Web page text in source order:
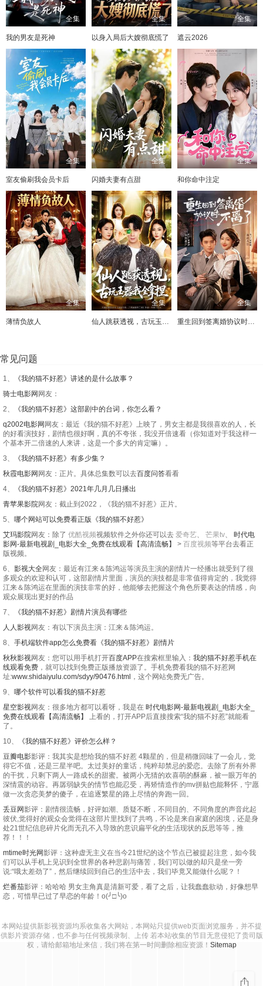
全集
我的男友是死神
全集
以身入局后大嫂彻底慌了
全集
遮云2026
全集
室友偷刷我会员卡后
全集
闪婚夫妻有点甜
全集
和你命中注定
全集
薄情负故人
全集
仙人跳获透视，古玩玉器我全拿捏
全集
重生回到签离婚协议时，不离了
常见问题
1、
《我的猫不好惹》讲述的是什么故事？
骑士电影网网友：
2、
《我的猫不好惹》这部剧中的台词，你怎么看？
q2002电影网网友：最近《我的猫不好惹》上映了，男女主都是我很喜欢的人，长
的好看演技好，剧情也很好啊，真的不夸张，我没开倍速看（你知道对于我这样一
个基本开二倍速的人来讲，这是一个多大的肯定嘛）。
3、
《我的猫不好惹》有多少集？
秋霞电影网网友：正片。具体总集数可以去百度问答看看
4、
《我的猫不好惹》2021年几月几日播出
青苹果影院网友：截止到2022，《我的猫不好惹》正片。
5、 哪个网站可以免费看正版《我的猫不好惹》
艾玛影院网友：除了 优酷视频视频软件之外你还可以去 爱奇艺、 芒果tv、 时代电
影网-最新电视剧_电影大全_免费在线观看【高清流畅】 > 百度视频等平台去看正
版视频。
6、 影视大全网友：最近有江来＆陈鸿运等演员主演的剧情片一经播出就受到了很
多观众的欢迎和认可，这部剧情片里面，演员的演技都是非常值得肯定的，我觉得
江来＆陈鸿运在里面的演技非常的好，他能够去把握这个角色所要表达的情感，向
观众展现出更好的作品
7、
《我的猫不好惹》剧情片演员有哪些
人人影视网友：有以下演员主演：江来＆陈鸿运。
8、 手机端软件app怎么免费看《我的猫不好惹》剧情片
秋秋影视网友：您可以用手机打开百度APP在搜索框里输入： 我的猫不好惹手机在
线观看免费 ，就可以找到免费正版播放资源了。手机免费看我的猫不好惹网
址:www.shidaiyulu.com/sdyy/90476.html ，这个网站免费无广告。
9、 哪个软件可以看我的猫不好惹
星空影视网友：很多地方都可以看呀，我是在 时代电影网-最新电视剧_电影大全_
免费在线观看【高清流畅】
上看的，打开APP后直接搜索“我的猫不好惹”就能看
了。
10、
《我的猫不好惹》评价怎么样？
豆瓣电影影评：我其实是想给我的猫不好惹 4颗星的，但是稍微回味了一会儿，觉
得它不值，还是三星半吧。太过美好的童话，纯粹却禁忌的爱恋。去除了所有外界
的干扰，只剩下两人一路成长的甜蜜。被两小无猜的欢喜萌的酥麻，被一眼万年的
深情震的动容。再孱弱缺失的情节也能忍受，再矫情造作的mv拼贴也能释怀，宁愿
做一次贪恋美梦的傻子，在追逐繁星的路上尽情的奔跑一回。
丢豆网影评：剧情很流畅，好评如潮、质疑不断，不同目的、不同角度的声音此起
彼伏,觉得好的观众会觉得在这部片里找到了共鸣，不论是来自家庭的困境，还是身
处21世纪信息碎片化而无孔不入导致的意识扁平化的生活现状的反思等等，推
荐！！！
mtime时光网影评：这种虚无主义在当今21世纪的这个节点已被提起注意，如今我
们可以从手机上见识到全世界的各种悲剧与痛苦，我们可以做的却只是坐一旁
说:“哦太差劲了”，然后继续回到自己的生活中去，我们毕竟又能做什么呢？！
烂番茄影评：哈哈哈 男女主角真是清新可爱，看了之后，让我蠢蠢欲动，好像想早
恋，可惜早已过了早恋的年龄！o(╯□╰)o
本网站提供新影视资源均系收集各大网站，本网站只提供web页面浏览服务，并不提
供影片资源存储，也不参与任何视频录制、上传 若本站收集的节目无意侵犯了贵司版
权，请给邮箱地址来信，我们将在第一时间删除相应资源！ Sitemap